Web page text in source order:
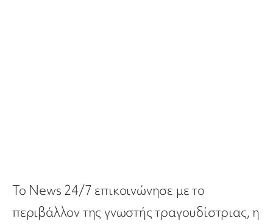
Το News 24/7 επικοινώνησε με το
περιβάλλον της γνωστής τραγουδίστριας, η